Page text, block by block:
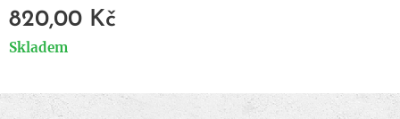
820,00 Kč
Skladem